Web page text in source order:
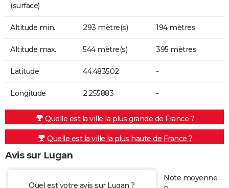
(surface)
Altitude min. 293 mètre(s) 194 mètres
Altitude max. 544 mètre(s) 395 mètres
Latitude 44.483502 -
Longitude 2.255883 -
Quelle est la ville la plus grande de France ?
Quelle est la ville la plus haute de France ?
Avis sur Lugan
Quel est votre avis sur Lugan ?
Note moyenne :